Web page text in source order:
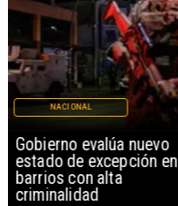
Gobierno evalúa nuevo
estado de excepción en
barrios con alta
criminalidad
NACIONAL